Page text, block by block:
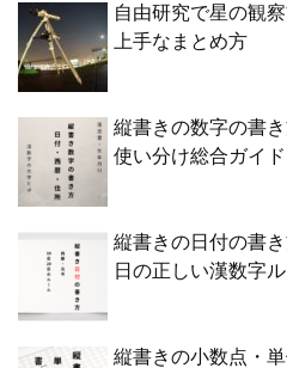
自由研究で星の観
上手なまとめ方
縦書きの数字の書
使い分け総合ガイド
縦書きの日付の書
日の正しい漢数字
縦書きの小数点・